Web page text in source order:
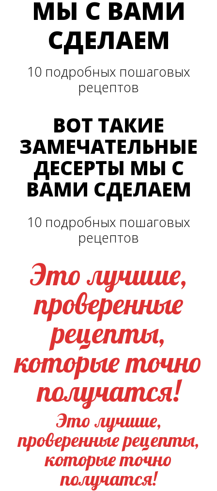
МЫ С ВАМИ
СДЕЛАЕМ
10 подробных пошаговых
рецептов
ВОТ ТАКИЕ
ЗАМЕЧАТЕЛЬНЫЕ
ДЕСЕРТЫ МЫ С
ВАМИ СДЕЛАЕМ
10 подробных пошаговых
рецептов
Это лучшие,
проверенные
рецепты,
которые точно
получатся!
Это лучшие,
проверенные рецепты,
которые точно
получатся!